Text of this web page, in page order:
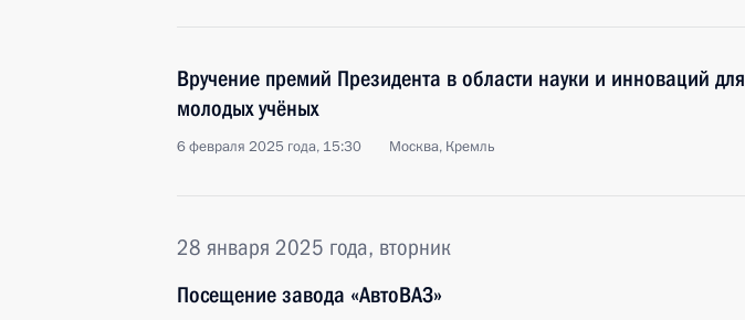
Вручение премий Президента в области науки и инноваций для
молодых учёных
6 февраля 2025 года, 15:30 Москва, Кремль
28 января 2025 года, вторник
Посещение завода «АвтоВАЗ»